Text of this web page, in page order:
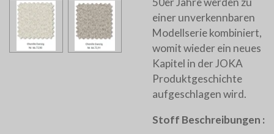
einer unverkennbaren
Modellserie kombiniert,
womit wieder ein neues
Kapitel in der JOKA
Produktgeschichte
aufgeschlagen wird.
Stoff Beschreibungen :